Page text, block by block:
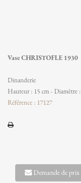
Vase CHRISTOFLE 1930
Dinanderie
Hauteur : 15 cm - Diamètre
Référence : 17127
Demande de prix